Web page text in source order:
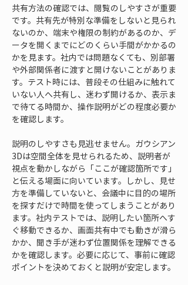
共有方法の確認では、閲覧のしやすさが重要
です。共有先が特別な準備をしないと見られ
ないのか、端末や権限の制約があるのか、デ
ータを開くまでにどのくらい手間がかかるの
かを見ます。社内では問題なくても、別部署
や外部関係者に渡すと開けないことがありま
す。テスト時には、普段その仕組みに触れて
いない人へ共有し、迷わず開けるか、表示ま
で待てる時間か、操作説明がどの程度必要か
を確認します。
説明のしやすさも見逃せません。ガウシアン
3Dは空間全体を見せられるため、説明者が
視点を動かしながら「ここが確認箇所です」
と伝える場面に向いています。しかし、見せ
方を準備していないと、会議中に目的の場所
を探すだけで時間を使ってしまうことがあり
ます。社内テストでは、説明したい箇所へす
ぐ移動できるか、画面共有中でも動きが滑ら
かか、聞き手が迷わず位置関係を理解できる
かを確認します。必要に応じて、事前に確認
ポイントを決めておくと説明が安定します。